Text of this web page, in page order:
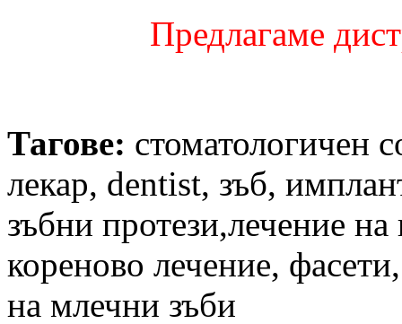
Предлагаме
Тагове: стоматологичен
лекар, dentist, зъб,
зъбни протези,лечение
кореново лечение,
на млечни зъби